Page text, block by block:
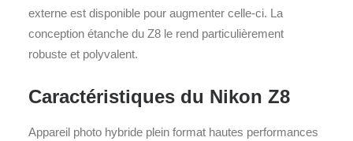
externe est disponible pour augmenter celle-ci. La
conception étanche du Z8 le rend particulièrement
robuste et polyvalent.
Caractéristiques du Nikon Z8
Appareil photo hybride plein format hautes performances